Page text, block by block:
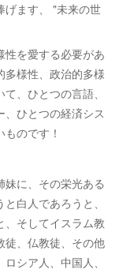
げます、 "未来の世
を愛する必要があ
多様性、政治的多様
、ひとつの言語、
ひとつの経済シス
のです！
に、その栄光ある
白人であろうと、
、そしてイスラム教
徒、仏教徒、その他
シア人、中国人、